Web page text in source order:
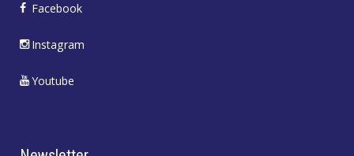
Facebook
Instagram
Youtube